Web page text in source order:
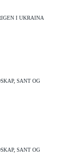
I UKRAINA
, SANT OG
, SANT OG